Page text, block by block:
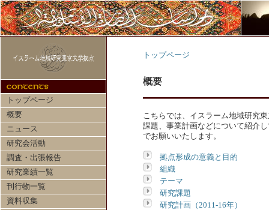
トップページ
概要
ニュース
研究会活動
調査・出張報告
研究業績一覧
刊行物一覧
資料収集
トップページ
概要
こちらでは、イスラーム地域研究
課題、事業計画などについて紹介
でお願いいたします。
拠点形成の意義と目的
組織
テーマ
研究課題
研究計画（2011-16年）